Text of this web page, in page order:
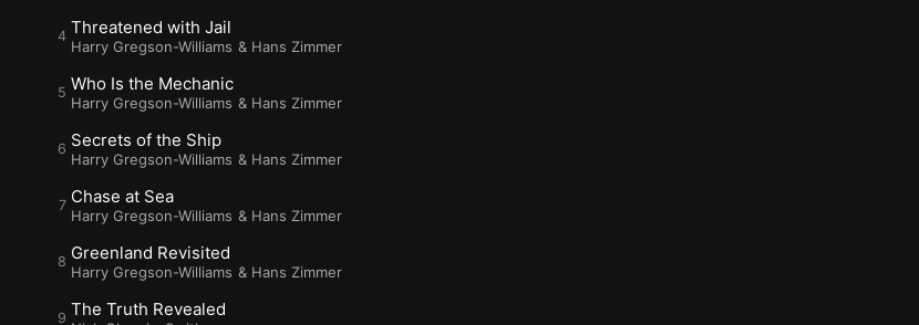
Threatened with Jail
Harry Gregson-Williams & Hans Zimmer
Who Is the Mechanic
Harry Gregson-Williams & Hans Zimmer
Secrets of the Ship
Harry Gregson-Williams & Hans Zimmer
Chase at Sea
Harry Gregson-Williams & Hans Zimmer
Greenland Revisited
Harry Gregson-Williams & Hans Zimmer
The Truth Revealed